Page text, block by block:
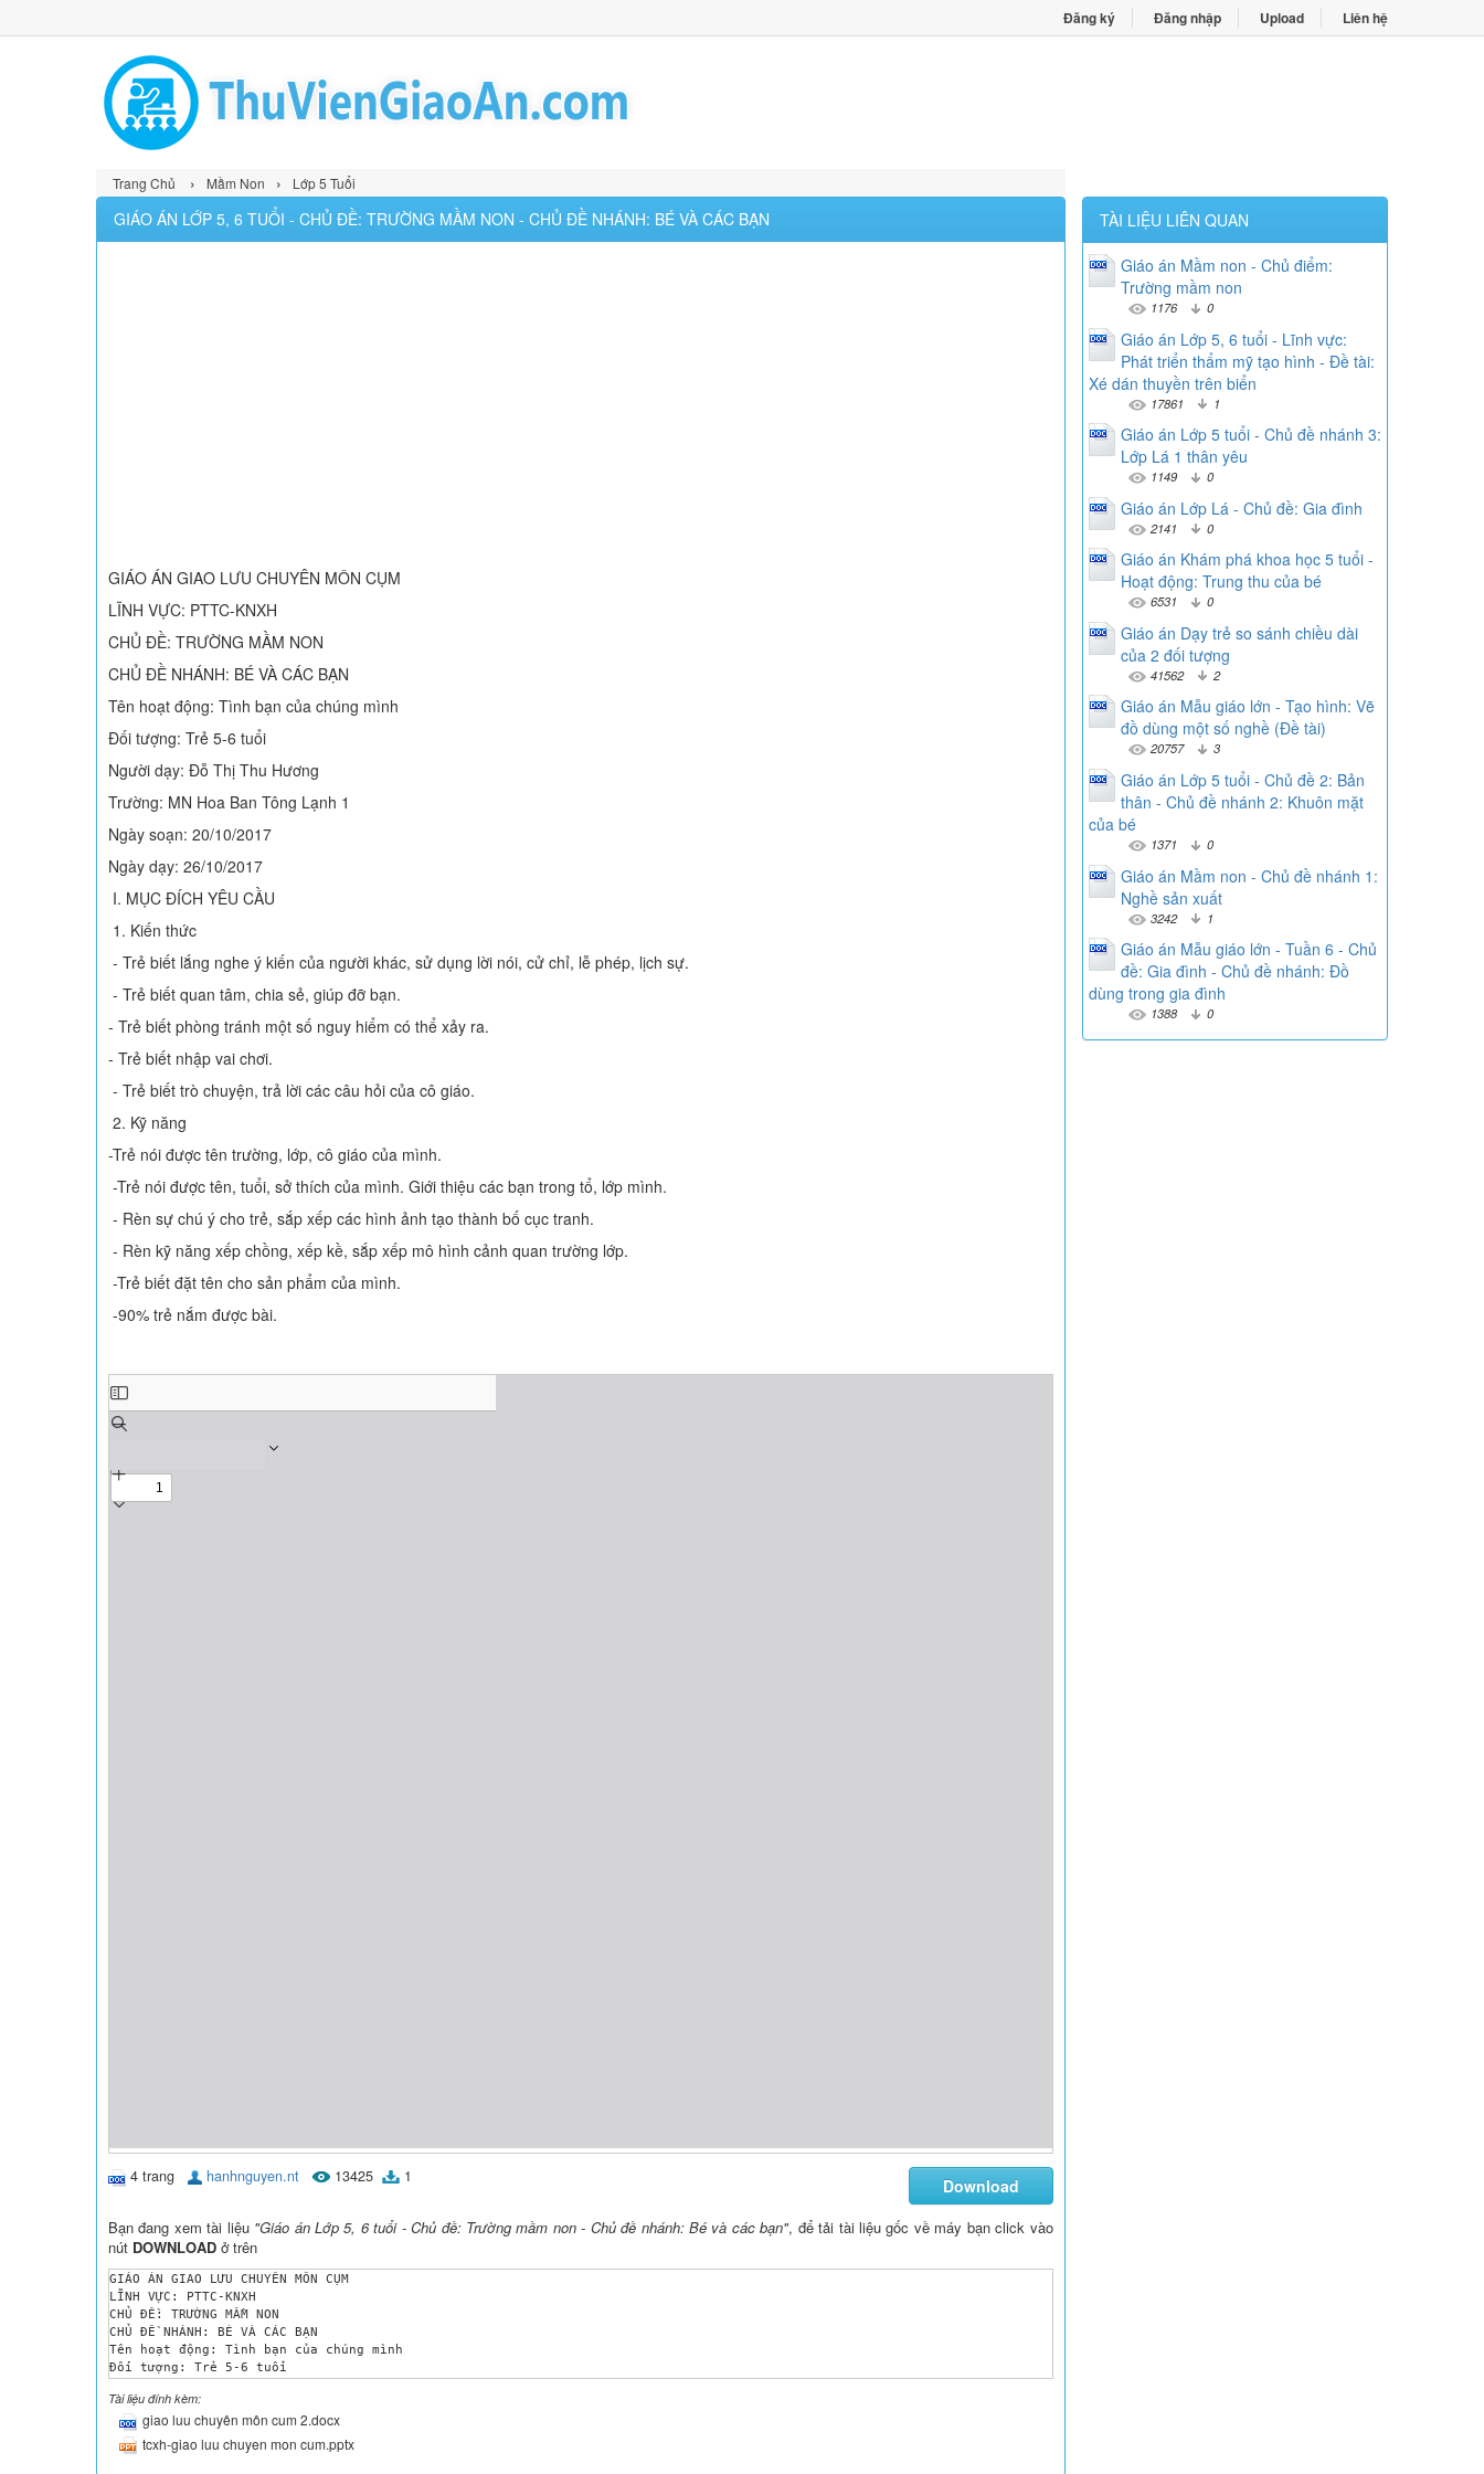
Đăng ký Đăng nhập Upload Liên hệ
Trang Chủ › Mầm Non › Lớp 5 Tuổi
GIÁO ÁN LỚP 5, 6 TUỔI - CHỦ ĐỀ: TRƯỜNG MẦM NON - CHỦ ĐỀ NHÁNH: BÉ VÀ CÁC BẠN
GIÁO ÁN GIAO LƯU CHUYÊN MÔN CỤM
LĨNH VỰC: PTTC-KNXH
CHỦ ĐỀ: TRƯỜNG MẦM NON
CHỦ ĐỀ NHÁNH: BÉ VÀ CÁC BẠN
Tên hoạt động: Tình bạn của chúng mình
Đối tượng: Trẻ 5-6 tuổi
Người dạy: Đỗ Thị Thu Hương
Trường: MN Hoa Ban Tông Lạnh 1
Ngày soạn: 20/10/2017
Ngày dạy: 26/10/2017
I. MỤC ĐÍCH YÊU CẦU
1. Kiến thức
- Trẻ biết lắng nghe ý kiến của người khác, sử dụng lời nói, cử chỉ, lễ phép, lịch sự.
- Trẻ biết quan tâm, chia sẻ, giúp đỡ bạn.
- Trẻ biết phòng tránh một số nguy hiểm có thể xảy ra.
- Trẻ biết nhập vai chơi.
- Trẻ biết trò chuyện, trả lời các câu hỏi của cô giáo.
2. Kỹ năng
-Trẻ nói được tên trường, lớp, cô giáo của mình.
-Trẻ nói được tên, tuổi, sở thích của mình. Giới thiệu các bạn trong tổ, lớp mình.
- Rèn sự chú ý cho trẻ, sắp xếp các hình ảnh tạo thành bố cục tranh.
- Rèn kỹ năng xếp chồng, xếp kề, sắp xếp mô hình cảnh quan trường lớp.
-Trẻ biết đặt tên cho sản phẩm của mình.
-90% trẻ nắm được bài.
4 trang hanhnguyen.nt 13425 1 Download
Bạn đang xem tài liệu "Giáo án Lớp 5, 6 tuổi - Chủ đề: Trường mầm non - Chủ đề nhánh: Bé và các bạn", để tải tài liệu gốc về máy bạn click vào
nút DOWNLOAD ở trên
GIÁO ÁN GIAO LƯU CHUYÊN MÔN CỤM
LĨNH VỰC: PTTC-KNXH
CHỦ ĐỀ: TRƯỜNG MẦM NON
CHỦ ĐỀ NHÁNH: BÉ VÀ CÁC BẠN
Tên hoạt động: Tình bạn của chúng mình
Đối tượng: Trẻ 5-6 tuổi
Người dạy: Đỗ Thị Thu Hương
Trường: MN Hoa Ban Tông Lạnh 1
Ngày soạn: 20/10/2017
Ngày dạy: 26/10/2017
	I. MỤC ĐÍCH YÊU CẦU
Tài liệu đính kèm:
giao luu chuyên môn cum 2.docx
tcxh-giao luu chuyen mon cum.pptx
TÀI LIỆU LIÊN QUAN
Giáo án Mầm non - Chủ điểm:
Trường mầm non
1176 0
Giáo án Lớp 5, 6 tuổi - Lĩnh vực:
Phát triển thẩm mỹ tạo hình - Đề tài:
Xé dán thuyền trên biển
17861 1
Giáo án Lớp 5 tuổi - Chủ đề nhánh 3:
Lớp Lá 1 thân yêu
1149 0
Giáo án Lớp Lá - Chủ đề: Gia đình
2141 0
Giáo án Khám phá khoa học 5 tuổi -
Hoạt động: Trung thu của bé
6531 0
Giáo án Dạy trẻ so sánh chiều dài
của 2 đối tượng
41562 2
Giáo án Mẫu giáo lớn - Tạo hình: Vẽ
đồ dùng một số nghề (Đề tài)
20757 3
Giáo án Lớp 5 tuổi - Chủ đề 2: Bản
thân - Chủ đề nhánh 2: Khuôn mặt
của bé
1371 0
Giáo án Mầm non - Chủ đề nhánh 1:
Nghề sản xuất
3242 1
Giáo án Mẫu giáo lớn - Tuần 6 - Chủ
đề: Gia đình - Chủ đề nhánh: Đồ
dùng trong gia đình
1388 0